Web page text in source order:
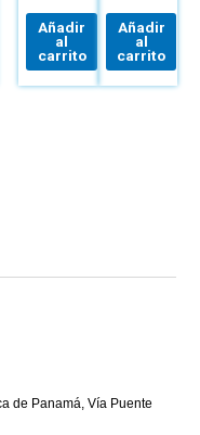
Añadir
al
carrito
Añadir
al
carrito
de Panamá, Vía Puente